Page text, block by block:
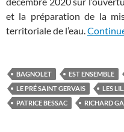
et la préparation de la
territoriale de l’eau.
BAGNOLET EST ENSEMBLE
LE PRÉ SAINT GERVAIS
LES
PATRICE BESSAC
RICHARD